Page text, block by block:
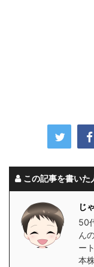
この記事を書いた
じ
50
ん
ー
本